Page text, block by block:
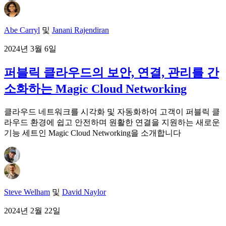
Abe Carryl 및 Janani Rajendiran
2024년 3월 6일
퍼블릭 클라우드의 보안, 연결, 관리를 간
소화하는 Magic Cloud Networking
클라우드 네트워크를 시각화 및 자동화하여 고객이 퍼블릭 클
라우드 환경에 쉽고 안전하며 원활한 연결을 지원하는 새로운
기능 세트인 Magic Cloud Networking을 소개합니다
Steve Welham 및 David Naylor
2024년 2월 22일